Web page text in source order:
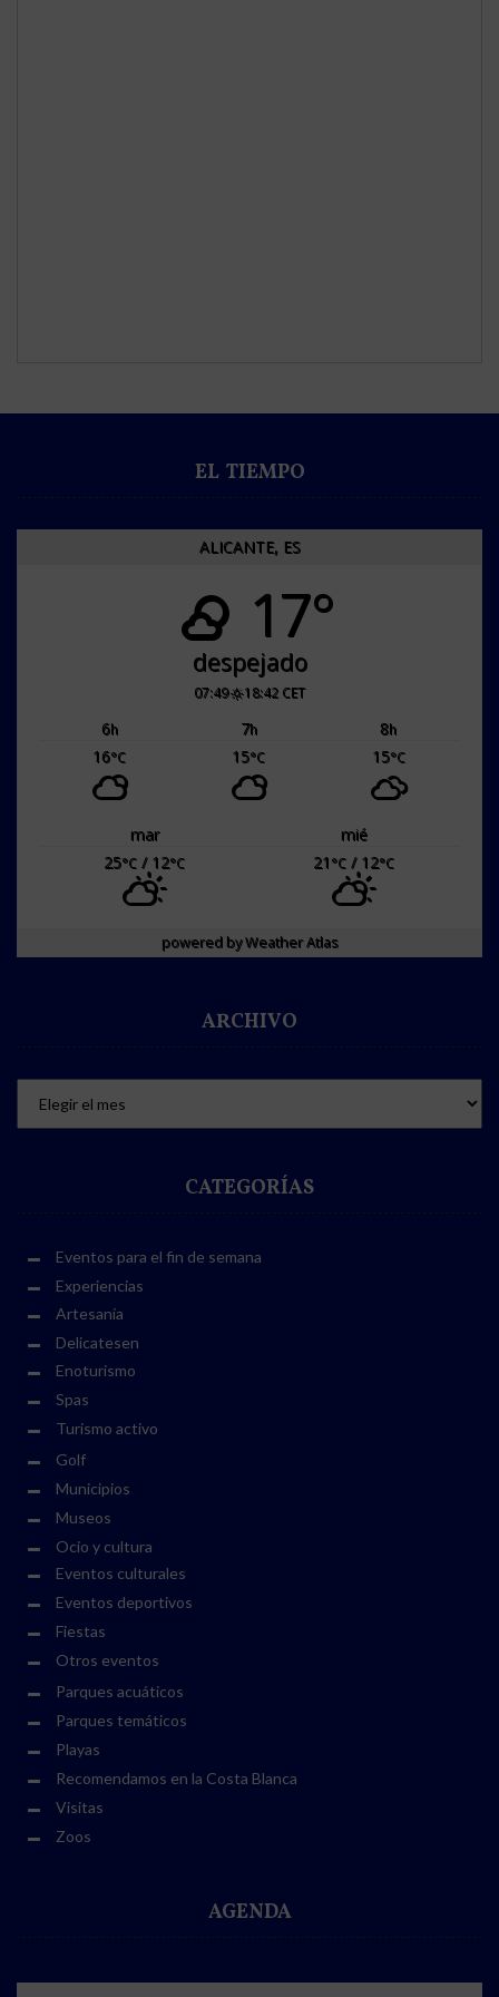
EL TIEMPO
ALICANTE, ES
17°
despejado
07:49 18:42 CET
6h 7h 8h
16°C 15°C 15°C
mar
mié
25°C / 12°C 21°C / 12°C
powered byWeather Atlas
ARCHIVO
CATEGORÍAS
Eventos para el fin de semana
Experiencias
Artesanía
Delicatesen
Enoturismo
Spas
Turismo activo
Golf
Municipios
Museos
Ocio y cultura
Eventos culturales
Eventos deportivos
Fiestas
Otros eventos
Parques acuáticos
Parques temáticos
Playas
Recomendamos en la Costa Blanca
Visitas
Zoos
AGENDA